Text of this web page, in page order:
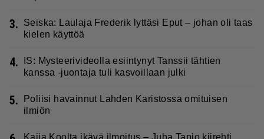
3.
Seiska: Laulaja Frederik lyttäsi Eput – johan oli taas
kielen käyttöä
4.
IS: Mysteerivideolla esiintynyt Tanssii tähtien
kanssa -juontaja tuli kasvoillaan julki
5.
Poliisi havainnut Lahden Karistossa omituisen
ilmiön
Kaija Koolta ikävä ilmoitus – Juha Tapio kiirehti